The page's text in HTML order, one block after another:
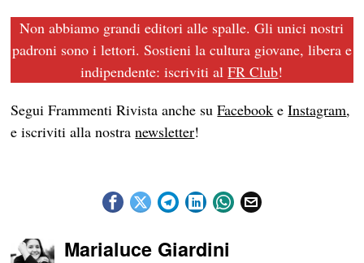
Non abbiamo grandi editori alle spalle. Gli unici nostri
padroni sono i lettori. Sostieni la cultura giovane, libera e
indipendente: iscriviti alFR Club!
Segui Frammenti Rivista anche suFacebook eInstagram,
e iscriviti alla nostranewsletter!
Marialuce Giardini